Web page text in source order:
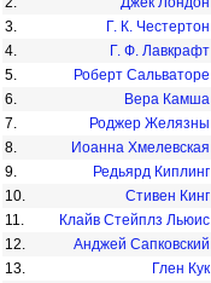
3.
Г. К. Честертон
4.
Г. Ф. Лавкрафт
5.
Роберт Сальваторе
6.
Вера Камша
7.
Роджер Желязны
8.
Иоанна Хмелевская
9.
Редьярд Киплинг
10.
Стивен Кинг
11.
Клайв Стейплз Льюис
12.
Анджей Сапковский
13.
Глен Кук